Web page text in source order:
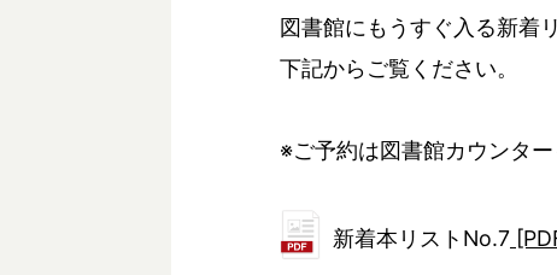
図書館にもうすぐ入る新着
下記からご覧ください。
※ご予約は図書館カウンタ
新着本リストNo.7